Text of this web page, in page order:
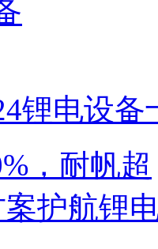
锂电设备